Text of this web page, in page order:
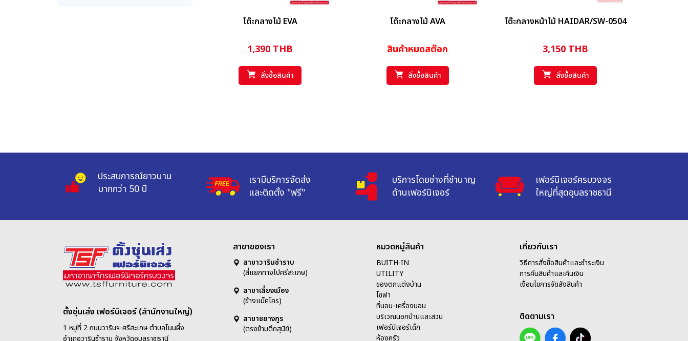
โต๊ะกลางไม้ EVA
1,390 THB
สั่งซื้อสินค้า
โต๊ะกลางไม้ AVA
สินค้าหมดสต๊อก
สั่งซื้อสินค้า
โต๊ะกลางหน้าไม้ HAIDAR/SW-0504
3,150 THB
สั่งซื้อสินค้า
ประสบการณ์ยาวนาน
มากกว่า 50 ปี
เรามีบริการจัดส่ง
และติดตั้ง "ฟรี"
บริการโดยช่างที่ชำนาญ
ด้านเฟอร์นิเจอร์
เฟอร์นิเจอร์ครบวงจร
ใหญ่ที่สุดอุบลราชธานี
ตั้งซุ่นเส่ง เฟอร์นิเจอร์ (สำนักงานใหญ่)
1 หมู่ที่ 2 ถนนวารินฯ-ศรีสะเกษ ตำบลโนนผึ้ง
อำเภอวารินชำราบ จังหวัดอุบลราชธานี
สาขาของเรา
สาขาวารินชำราบ
(สี่แยกทางไปศรีสะเกษ)
สาขาเลี่ยงเมือง
(ข้างแม็คโคร)
สาขาชยางกูร
(ตรงข้ามตึกสุนีย์)
หมวดหมู่สินค้า
BUITH-IN
UTILITY
ของตกแต่งบ้าน
โซฟา
ที่นอน-เครื่องนอน
บริเวณนอกบ้านและสวน
เฟอร์นิเจอร์เด็ก
ห้องครัว
เกี่ยวกับเรา
วิธีการสั่งซื้อสินค้าและชำระเงิน
การคืนสินค้าและคืนเงิน
เงื่อนไขการจัดสังสินค้า
ติดตามเรา